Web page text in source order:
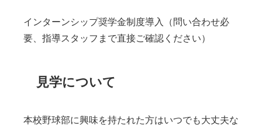
インターンシップ奨学金制度導入（問い合わせ必
要、指導スタッフまで直接ご確認ください）
見学について
本校野球部に興味を持たれた方はいつでも大丈夫な